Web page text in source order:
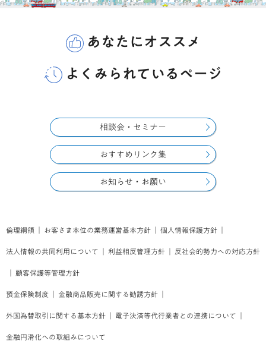
あなたにオススメ
よくみられているページ
相談会・セミナー
おすすめリンク集
お知らせ・お願い
倫理綱領 お客さま本位の業務運営基本方針 個人情報保護方針
法人情報の共同利用について 利益相反管理方針 反社会的勢力への対応方針
顧客保護等管理方針
預金保険制度 金融商品販売に関する勧誘方針
外国為替取引に関する基本方針 電子決済等代行業者との連携について
金融円滑化への取組みについて